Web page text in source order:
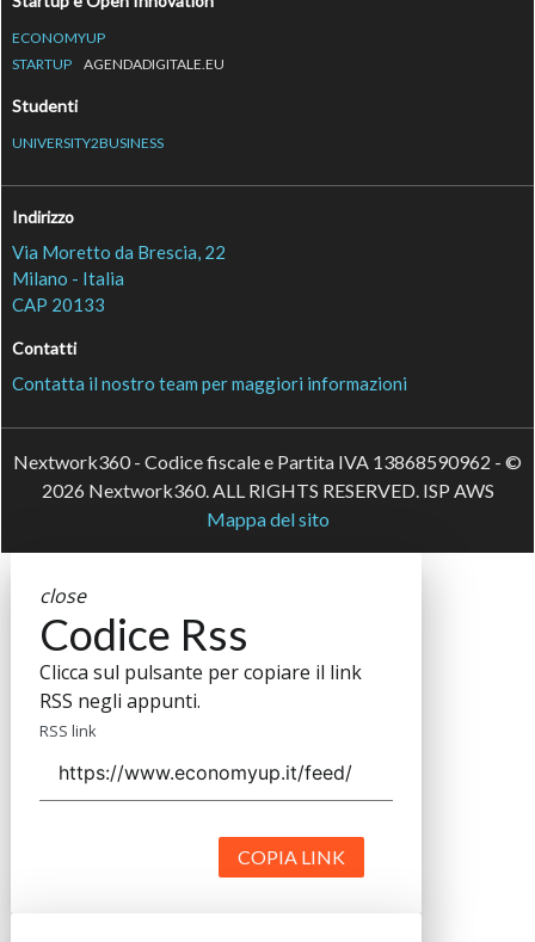
ECONOMYUP
STARTUP
AGENDADIGITALE.EU
Studenti
UNIVERSITY2BUSINESS
Indirizzo
Via Moretto da Brescia, 22
Milano - Italia
CAP 20133
Contatti
Contatta il nostro team per maggiori informazioni
Nextwork360 - Codice fiscale e Partita IVA 13868590962 - ©
2026 Nextwork360. ALL RIGHTS RESERVED. ISP AWS
Mappa del sito
close
Codice Rss
Clicca sul pulsante per copiare il link
RSS negli appunti.
RSS link
COPIA LINK